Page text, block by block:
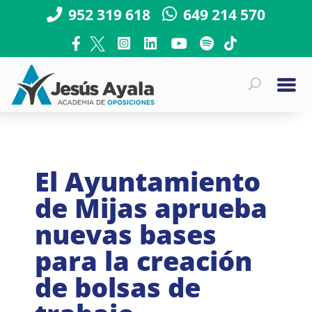
952 319 618 649 214 570
El Ayuntamiento
de Mijas aprueba
nuevas bases
para la creación
de bolsas de